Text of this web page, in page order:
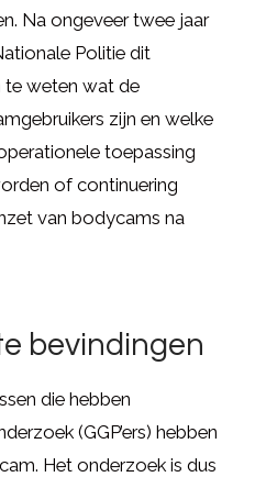
Na ongeveer twee jaar
Politie dit
te weten wat de
zijn en welke
toepassing
of continuering
van bodycams na
bevindingen
die hebben
(GGP’ers) hebben
Het onderzoek is dus